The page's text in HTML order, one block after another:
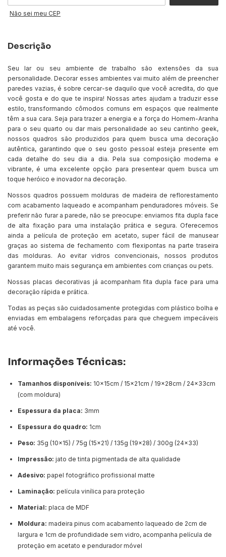
Não sei meu CEP
Descrição
Seu lar ou seu ambiente de trabalho são extensões da sua
personalidade. Decorar esses ambientes vai muito além de preencher
paredes vazias, é sobre cercar-se daquilo que você acredita, do que
você gosta e do que te inspira! Nossas artes ajudam a traduzir esse
estilo, transformando cômodos comuns em espaços que realmente
têm a sua cara. Seja para trazer a energia e a força do Homem-Aranha
para o seu quarto ou dar mais personalidade ao seu cantinho geek,
nossos quadros são produzidos para quem busca uma decoração
autêntica, garantindo que o seu gosto pessoal esteja presente em
cada detalhe do seu dia a dia. Pela sua composição moderna e
vibrante, é uma excelente opção para presentear quem busca um
toque heróico e inovador na decoração.
Nossos quadros possuem molduras de madeira de reflorestamento
com acabamento laqueado e acompanham penduradores móveis. Se
preferir não furar a parede, não se preocupe: enviamos fita dupla face
de alta fixação para uma instalação prática e segura. Oferecemos
ainda a película de proteção em acetato, super fácil de manusear
graças ao sistema de fechamento com flexipontas na parte traseira
das molduras. Ao evitar vidros convencionais, nossos produtos
garantem muito mais segurança em ambientes com crianças ou pets.
Nossas placas decorativas já acompanham fita dupla face para uma
decoração rápida e prática.
Todas as peças são cuidadosamente protegidas com plástico bolha e
enviadas em embalagens reforçadas para que cheguem impecáveis
até você.
Informações Técnicas:
Tamanhos disponíveis: 10x15cm / 15x21cm / 19x28cm / 24x33cm
(com moldura)
Espessura da placa: 3mm
Espessura do quadro: 1cm
Peso: 35g (10x15) / 75g (15x21) / 135g (19x28) / 300g (24x33)
Impressão: jato de tinta pigmentada de alta qualidade
Adesivo: papel fotográfico profissional matte
Laminação: película vinílica para proteção
Material: placa de MDF
Moldura: madeira pinus com acabamento laqueado de 2cm de
largura e 1cm de profundidade sem vidro, acompanha película de
proteção em acetato e pendurador móvel